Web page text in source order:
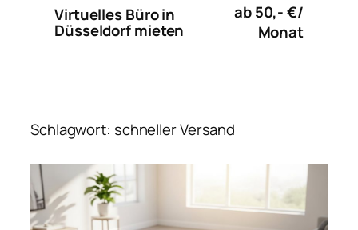
Virtuelles Büro in
Düsseldorf mieten
ab 50,- €/
Monat
Schlagwort: schneller Versand